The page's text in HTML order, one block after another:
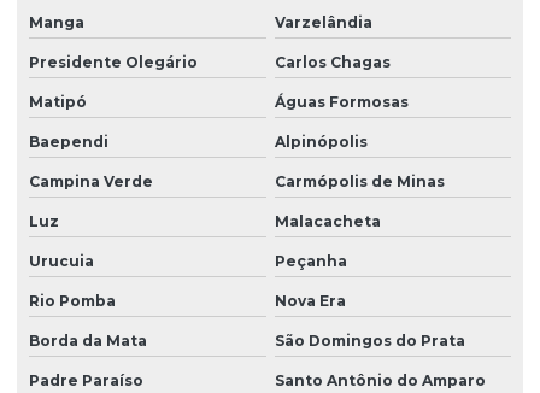
Manga Varzelândia
Presidente Olegário Carlos Chagas
Matipó Águas Formosas
Baependi Alpinópolis
Campina Verde Carmópolis de Minas
Luz Malacacheta
Urucuia Peçanha
Rio Pomba Nova Era
Borda da Mata São Domingos do Prata
Padre Paraíso Santo Antônio do Amparo